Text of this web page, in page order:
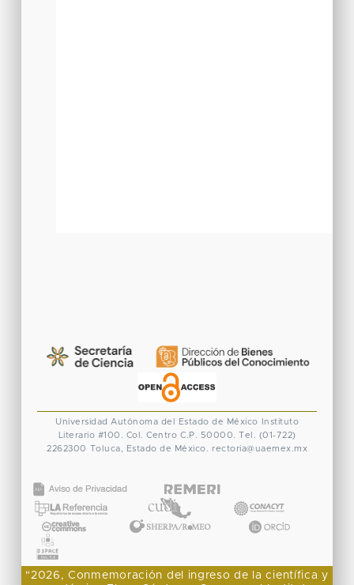
Universidad Autónoma del Estado de México
Instituto
Literario #100. Col. Centro C.P. 50000. Tel. (01-722)
2262300 Toluca, Estado de México. rectoria@uaemex.mx
"2026, Conmemoración del ingreso de la científica y